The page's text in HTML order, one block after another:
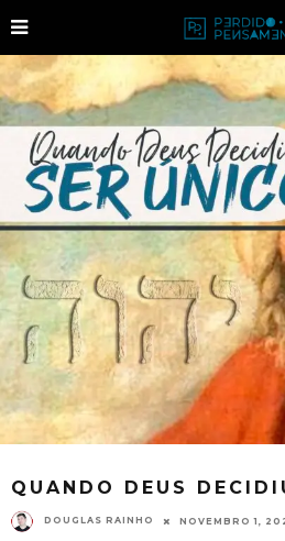
QUANDO DEUS
DOUGLAS RAINHO NOVEMBRO 1,